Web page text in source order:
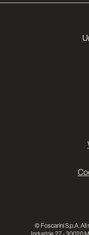
© Foscarini S.p.A. All